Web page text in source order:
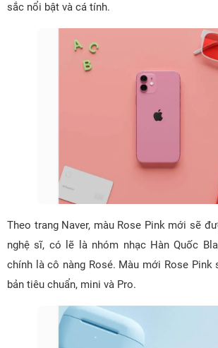
sắc nổi bật và cá tính.
Theo trang Naver, màu Rose Pink mới sẽ
nghệ sĩ, có lẽ là nhóm nhạc Hàn Quốc
chính là cô nàng Rosé. Màu mới Rose Pink
bản tiêu chuẩn, mini và Pro.